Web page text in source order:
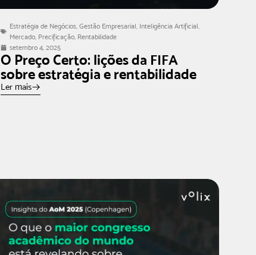
Estratégia de Negócios,Gestão Empresarial, Inteligência Artificial,
Mercado, Precificação, Rentabilidade
setembro 4, 2025
O Preço Certo: lições da FIFA
sobre estratégia e rentabilidade
Ler mais